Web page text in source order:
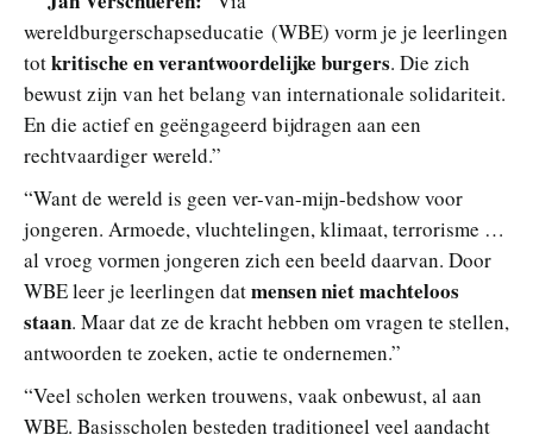
wereldburgerschapseducatie (WBE) vorm je je leerlingen
totkritische en verantwoordelijke burgers. Die zich
bewust zijn van het belang van internationale solidariteit.
En die actief en geëngageerd bijdragen aan een
rechtvaardiger wereld.”
“Want de wereld is geen ver-van-mijn-bedshow voor
jongeren. Armoede, vluchtelingen, klimaat, terrorisme …
al vroeg vormen jongeren zich een beeld daarvan. Door
WBE leer je leerlingen datmensen niet machteloos
staan. Maar dat ze de kracht hebben om vragen te stellen,
antwoorden te zoeken, actie te ondernemen.”
“Veel scholen werken trouwens, vaak onbewust, al aan
WBE. Basisscholen besteden traditioneel veel aandacht